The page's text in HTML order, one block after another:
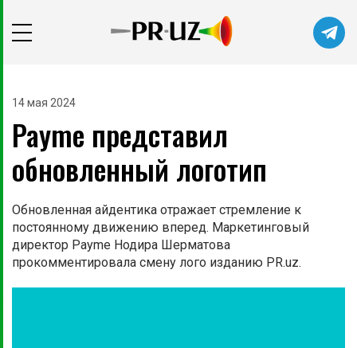
14 мая 2024
Payme представил
обновленный логотип
Обновленная айдентика отражает стремление к
постоянному движению вперед. Маркетинговый
директор Payme Нодира Шерматова
прокомментировала смену лого изданию PR.uz.